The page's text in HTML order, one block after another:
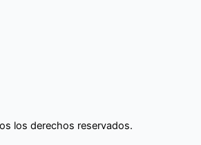
los derechos reservados.